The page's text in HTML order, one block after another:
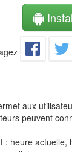
aux
peuvent
: heure